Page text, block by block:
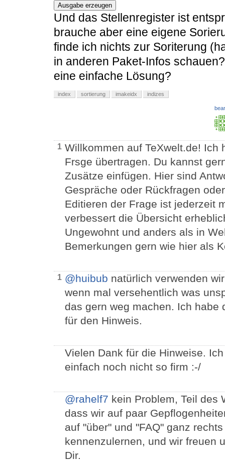
Ausgabe erzeugen
Und das Stellenregister ist
brauche aber eine eigene
finde ich nichts zur Soriterung
in anderen Paket-Infos
eine einfache Lösung?
index sortierung imakeidx indizes
1 Willkommen auf TeXwelt.de! Ich
Frsge übertragen. Du kannst
Zusätze einfügen. Hier sind
Gespräche oder Rückfragen
Editieren der Frage ist jederzeit
verbessert die Übersicht
Ungewohnt und anders als in
Bemerkungen gern wie hier als
1 @huibub natürlich verwenden
wenn mal versehentlich was
das gern weg machen. Ich habe
für den Hinweis.
Vielen Dank für die Hinweise.
einfach noch nicht so firm :-/
@rahelf7 kein Problem, Teil des
dass wir auf paar
auf "über" und "FAQ" ganz
kennenzulernen, und wir freuen
Dir.